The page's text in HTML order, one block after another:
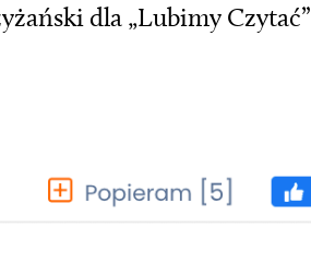
dla „Lubimy Czytać”